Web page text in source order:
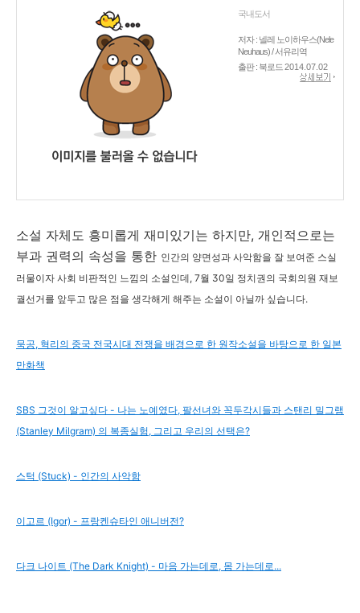
국내도서
저자 : 넬레 노이하우스(Nele
Neuhaus) / 서유리역
출판 : 북로드 2014.07.02
소설 자체도 흥미롭게 재미있기는 하지만, 개인적으로는
부과 권력의 속성을 통한 인간의 양면성과 사악함을 잘 보여준 스실
러물이자 사회 비판적인 느낌의 소설인데, 7월 30일 정치권의 국회의원 재보
궐선거를 앞두고 많은 점을 생각해게 해주는 소설이 아닐까 싶습니다.
묵공, 혁리의 중국 전국시대 전쟁을 배경으로 한 원작소설을 바탕으로 한 일본
만화책
SBS 그것이 알고싶다 - 나는 노예였다, 팔선녀와 꼭두각시들과 스탠리 밀그램
(Stanley Milgram) 의 복종실험‎, 그리고 우리의 선택은?
스턱 (Stuck) - 인간의 사악함
이고르 (Igor) - 프랑켄슈타인 애니버전?
다크 나이트 (The Dark Knight) - 마음 가는데로, 몸 가는데로...